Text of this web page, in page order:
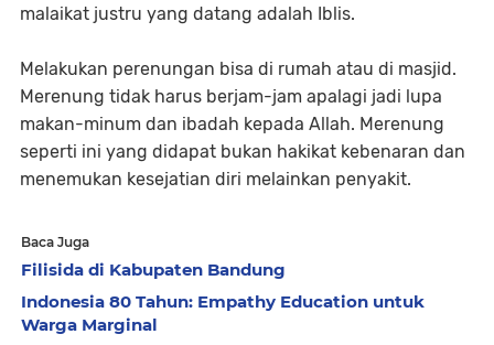
malaikat justru yang datang adalah Iblis.
Melakukan perenungan bisa di rumah atau di masjid.
Merenung tidak harus berjam-jam apalagi jadi lupa
makan-minum dan ibadah kepada Allah. Merenung
seperti ini yang didapat bukan hakikat kebenaran dan
menemukan kesejatian diri melainkan penyakit.
Baca Juga
Filisida di Kabupaten Bandung
Indonesia 80 Tahun: Empathy Education untuk
Warga Marginal